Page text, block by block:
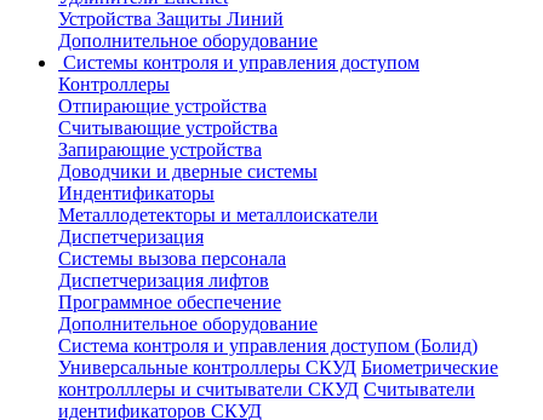
Устройства Защиты Линий
Дополнительное оборудование
Системы контроля и управления доступом
Контроллеры
Отпирающие устройства
Считывающие устройства
Запирающие устройства
Доводчики и дверные системы
Индентификаторы
Металлодетекторы и металлоискатели
Диспетчеризация
Системы вызова персонала
Диспетчеризация лифтов
Программное обеспечение
Дополнительное оборудование
Система контроля и управления доступом (Болид)
Универсальные контроллеры СКУД Биометрические
контролллеры и считыватели СКУД Считыватели
идентификаторов СКУД